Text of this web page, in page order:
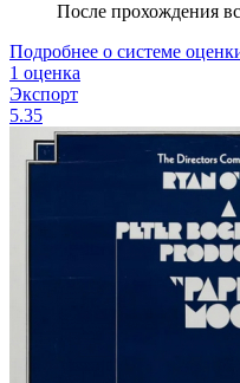
После прохождения
Подробнее о системе
1 оценка
Экспорт
5.35